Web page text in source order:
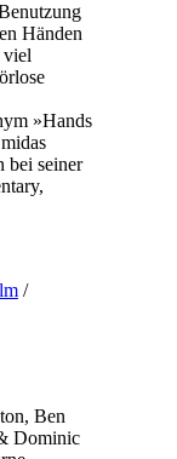
Händen
viel
»Hands
bei seiner
/
Ben
Dominic